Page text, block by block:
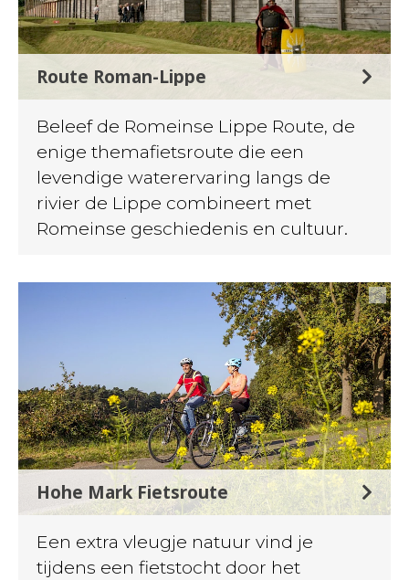
Route Roman-Lippe
Beleef de Romeinse Lippe Route, de
enige themafietsroute die een
levendige waterervaring langs de
rivier de Lippe combineert met
Romeinse geschiedenis en cultuur.
©
Hohe Mark Fietsroute
Een extra vleugje natuur vind je
tijdens een fietstocht door het